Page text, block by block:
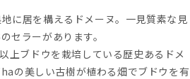
に居を構えるドメーヌ。一見質素な見
セラーがあります。
上ブドウを栽培している歴史あるドメ
の美しい古樹が植わる畑でブドウを有